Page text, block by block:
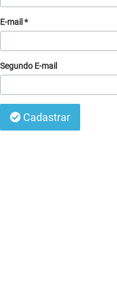
E-mail *
Segundo E-mail
Cadastrar